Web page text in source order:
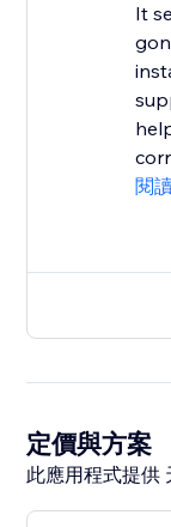
It
閱
定價與方案
此應用程式提供